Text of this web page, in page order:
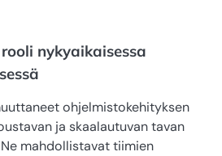
nykyaikaisessa
ohjelmistokehityksen
ja skaalautuvan tavan
mahdollistavat tiimien